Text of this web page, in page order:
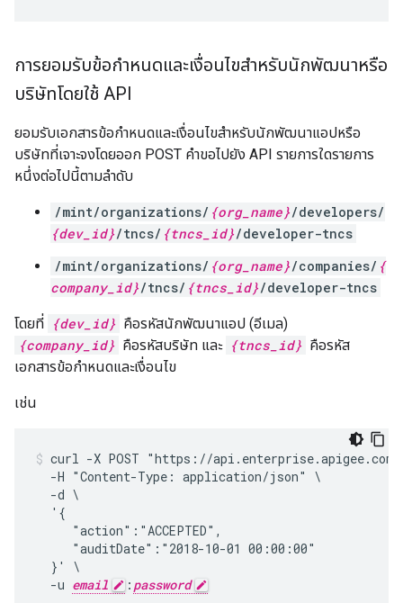
การยอมรับข้อกำหนดและเงื่อนไขสำหรับนักพัฒนาหรือ
บริษัทโดยใช้ API
ยอมรับเอกสารข้อกำหนดและเงื่อนไขสำหรับนักพัฒนาแอปหรือ
บริษัทที่เจาะจงโดยออก POST คำขอไปยัง API รายการใดรายการ
หนึ่งต่อไปนี้ตามลำดับ
/mint/organizations/ {org_name}/developers/
{dev_id}/tncs/ {tncs_id}/developer-tncs
/mint/organizations/ {org_name}/companies/ {
company_id}/tncs/ {tncs_id}/developer-tncs
โดยที่ {dev_id} คือรหัสนักพัฒนาแอป (อีเมล)
{company_id} คือรหัสบริษัท และ {tncs_id} คือรหัส
เอกสารข้อกำหนดและเงื่อนไข
เช่น
curl -X POST "https://
  -H "Content-Type: application/json" \
  -d \
  '{
     "action":"ACCEPTED",
     "auditDate":"2018-10-01 00:00:00"
  }' \
  -u
email : password